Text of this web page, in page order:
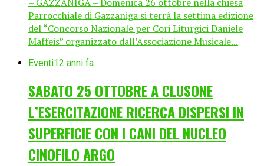
Parrocchiale di Gazzaniga si terrà la settima edizione
del “Concorso Nazionale per Cori Liturgici Daniele
Maffeis” organizzato dall’Associazione Musicale...
Eventi12 anni fa
SABATO 25 OTTOBRE A CLUSONE
L’ESERCITAZIONE RICERCA DISPERSI IN
SUPERFICIE CON I CANI DEL NUCLEO
CINOFILO ARGO